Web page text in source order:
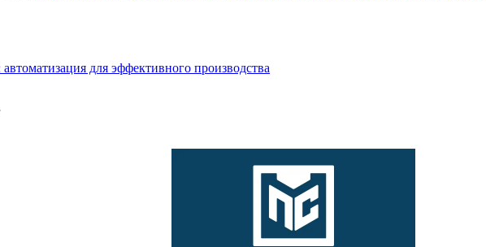
для эффективного производства